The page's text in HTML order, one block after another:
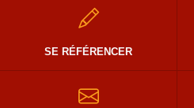
SE RÉFÉRENCER